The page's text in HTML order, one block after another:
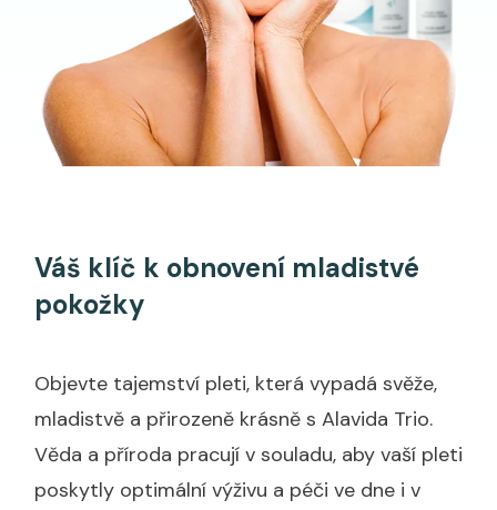
Váš klíč k obnovení mladistvé
pokožky
Objevte tajemství pleti, která vypadá svěže,
mladistvě a přirozeně krásně s Alavida Trio.
Věda a příroda pracují v souladu, aby vaší pleti
poskytly optimální výživu a péči ve dne i v